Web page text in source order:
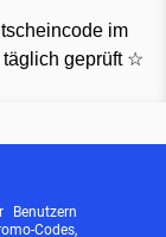
im
täglich geprüft ☆
Benutzern
Codes,